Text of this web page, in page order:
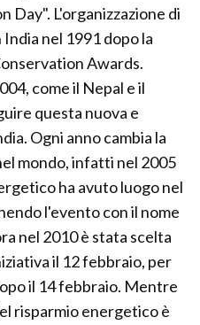
Day". L'organizzazione di
nel 1991 dopo la
Awards.
come il Nepal e il
questa nuova e
Ogni anno cambia la
mondo, infatti nel 2005
ha avuto luogo nel
l'evento con il nome
nel 2010 è stata scelta
il 12 febbraio, per
il 14 febbraio. Mentre
risparmio energetico è